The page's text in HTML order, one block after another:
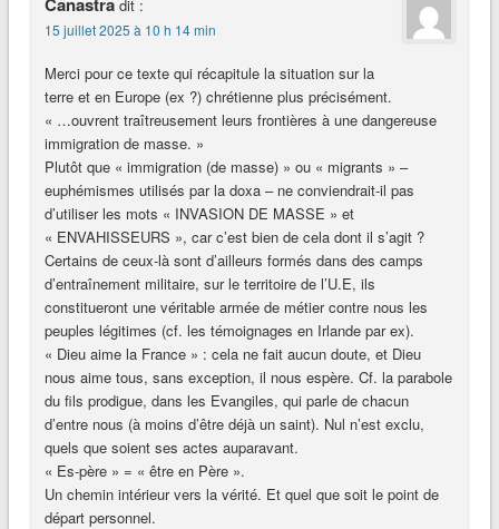
dit :
15 juillet 2025 à 10 h 14 min
Merci pour ce texte qui récapitule la situation sur la
terre et en Europe (ex ?) chrétienne plus précisément.
« …ouvrent traîtreusement leurs frontières à une dangereuse
immigration de masse. »
Plutôt que « immigration (de masse) » ou « migrants » –
euphémismes utilisés par la doxa – ne conviendrait-il pas
d’utiliser les mots « INVASION DE MASSE » et
« ENVAHISSEURS », car c’est bien de cela dont il s’agit ?
Certains de ceux-là sont d’ailleurs formés dans des camps
d’entraînement militaire, sur le territoire de l’U.E, ils
constitueront une véritable armée de métier contre nous les
peuples légitimes (cf. les témoignages en Irlande par ex).
« Dieu aime la France » : cela ne fait aucun doute, et Dieu
nous aime tous, sans exception, il nous espère. Cf. la parabole
du fils prodigue, dans les Evangiles, qui parle de chacun
d’entre nous (à moins d’être déjà un saint). Nul n’est exclu,
quels que soient ses actes auparavant.
« Es-père » = « être en Père ».
Un chemin intérieur vers la vérité. Et quel que soit le point de
départ personnel.